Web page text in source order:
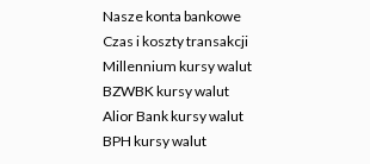
Nasze konta bankowe
Czas i koszty transakcji
Millennium kursy walut
BZWBK kursy walut
Alior Bank kursy walut
BPH kursy walut